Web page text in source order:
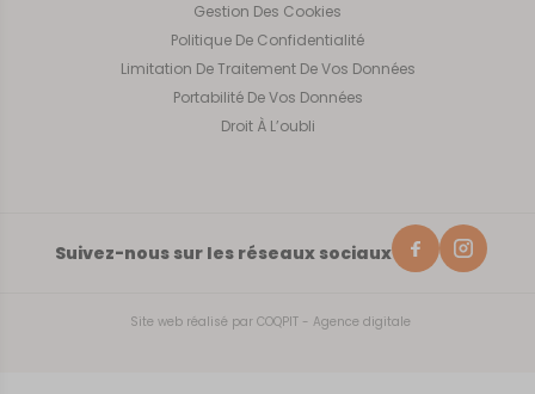
Gestion Des Cookies
Politique De Confidentialité
Limitation De Traitement De Vos Données
Portabilité De Vos Données
Droit À L’oubli
Suivez-nous sur les réseaux sociaux
Site web réalisé par COQPIT - Agence digitale